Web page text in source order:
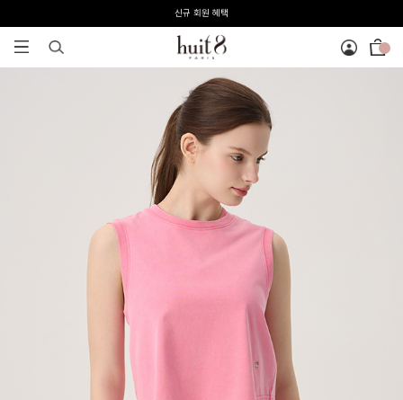
전 회원 무료배송 / 1회 사이즈 교환 무료